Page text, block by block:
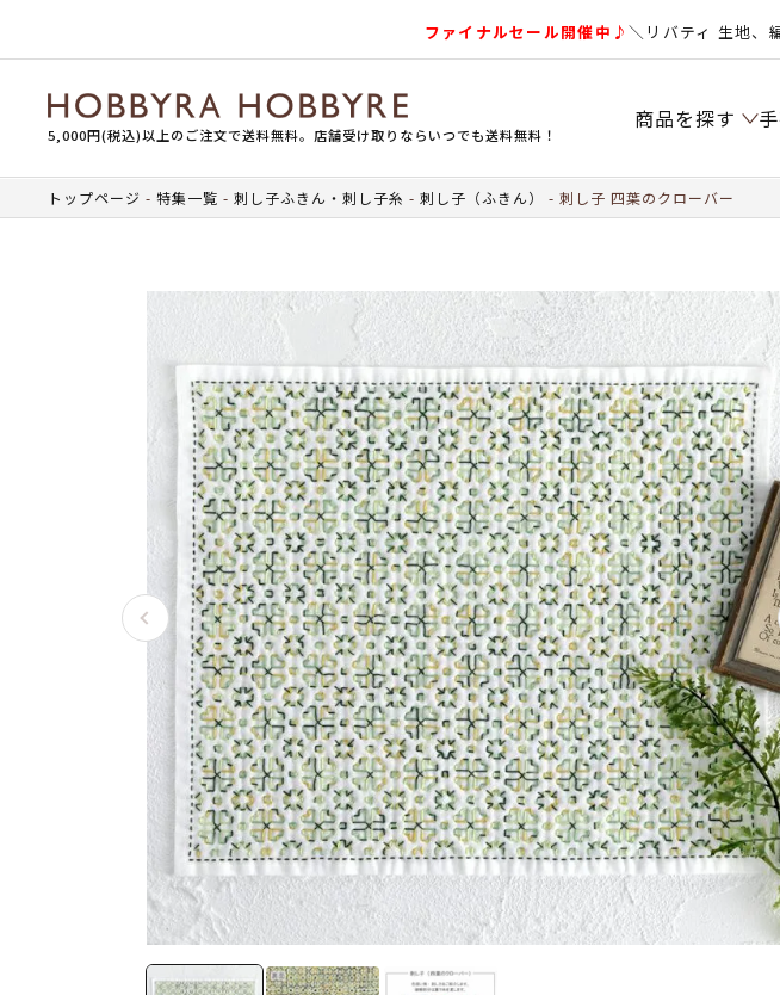
ファイナルセール開催中♪＼リバティ 生地、
5,000円(税込)以上のご注文で送料無料。店舗受け取りならいつでも送料無料！
商品を探す
トップページ 特集一覧 刺し子ふきん・刺し子糸 刺し子（ふきん） 刺し子 四葉のクローバー